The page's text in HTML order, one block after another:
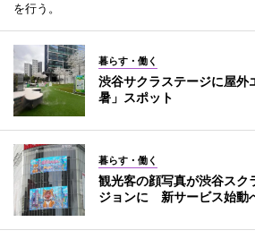
を行う。
暮らす・働く
渋谷サクラステージに屋外
暑」スポット
暮らす・働く
観光客の顔写真が渋谷スク
ジョンに 新サービス始動